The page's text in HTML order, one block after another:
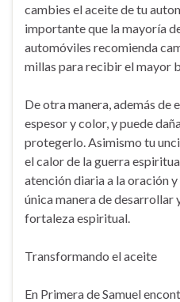
cambies el aceite de tu
importante que la mayoría
automóviles recomienda
millas para recibir el mayor
De otra manera, además de
espesor y color, y puede
protegerlo. Asimismo tu
el calor de la guerra
atención diaria a la oración
única manera de desarrollar
fortaleza espiritual.
Transformando el aceite
En Primera de Samuel